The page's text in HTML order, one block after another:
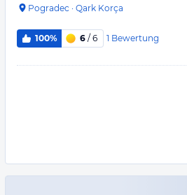
Pogradec · Qark Korça
100% 6 / 6 1 Bewertung